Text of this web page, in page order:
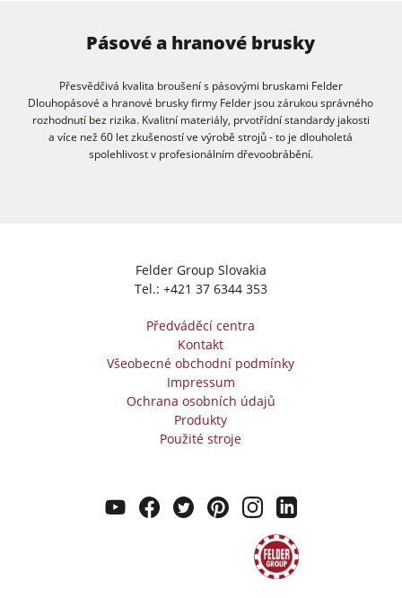
Pásové a hranové brusky
Přesvědčivá kvalita broušení s pásovými bruskami Felder
Dlouhopásové a hranové brusky firmy Felder jsou zárukou správného
rozhodnutí bez rizika. Kvalitní materiály, prvotřídní standardy jakosti
a více než 60 let zkušeností ve výrobě strojů - to je dlouholetá
spolehlivost v profesionálním dřevoobrábění.
Felder Group Slovakia
Tel.: +421 37 6344 353
Předváděcí centra
Kontakt
Všeobecné obchodní podmínky
Impressum
Ochrana osobních údajů
Produkty
Použité stroje
youtubefacebook
twitter
pinterestinstagram
linkedin